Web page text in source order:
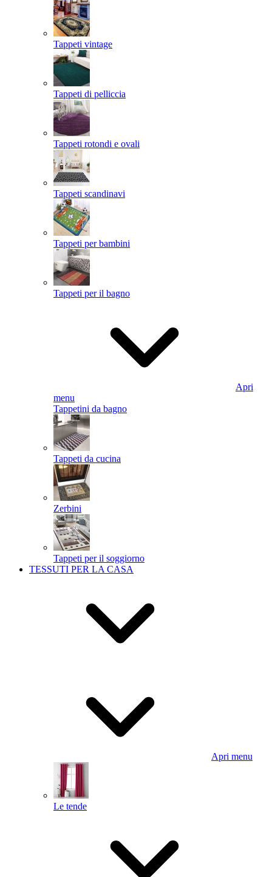
Tappeti vintage
Tappeti di pelliccia
Tappeti rotondi e ovali
Tappeti scandinavi
Tappeti per bambini
Tappeti per il bagno
Apri
menu
Tappetini da bagno
Tappeti da cucina
Zerbini
Tappeti per il soggiorno
TESSUTI PER LA CASA
Apri menu
Le tende